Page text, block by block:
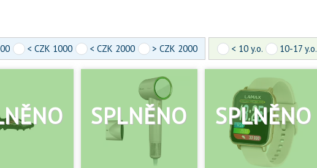
< CZK 1000 < CZK 2000 > CZK 2000 < 10 y.o. 10-17 y.o.